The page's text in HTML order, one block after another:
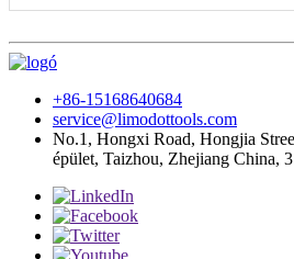
+86-15168640684
service@limodottools.com
No.1, Hongxi Road, Hongjia
épület, Taizhou, Zhejiang China,